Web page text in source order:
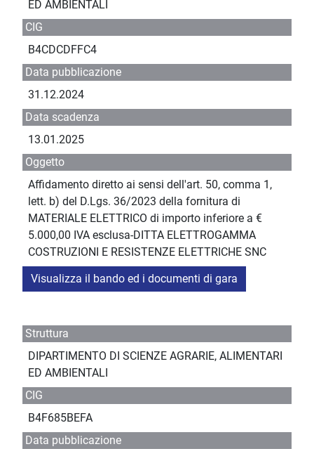
ED AMBIENTALI
CIG
B4CDCDFFC4
Data pubblicazione
31.12.2024
Data scadenza
13.01.2025
Oggetto
Affidamento diretto ai sensi dell'art. 50, comma 1,
lett. b) del D.Lgs. 36/2023 della fornitura di
MATERIALE ELETTRICO di importo inferiore a €
5.000,00 IVA esclusa-DITTA ELETTROGAMMA
COSTRUZIONI E RESISTENZE ELETTRICHE SNC
Visualizza il bando ed i documenti di gara
Struttura
DIPARTIMENTO DI SCIENZE AGRARIE, ALIMENTARI
ED AMBIENTALI
CIG
B4F685BEFA
Data pubblicazione